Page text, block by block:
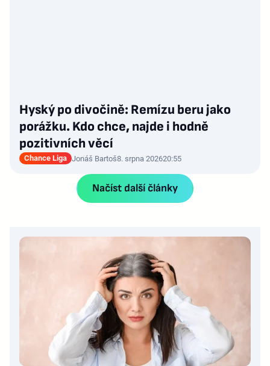
Hyský po divočině: Remízu beru jako
porážku. Kdo chce, najde i hodně
pozitivních věcí
Chance Liga Jonáš Bartoš8. srpna 202620:55
Načíst další články